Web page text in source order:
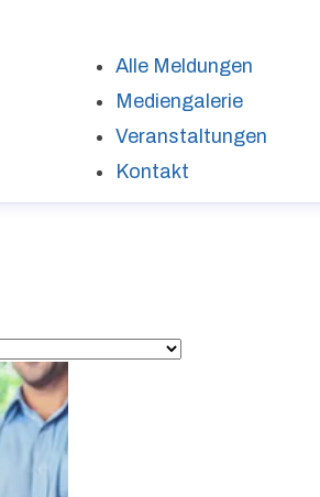
Alle Meldungen
Mediengalerie
Veranstaltungen
Kontakt